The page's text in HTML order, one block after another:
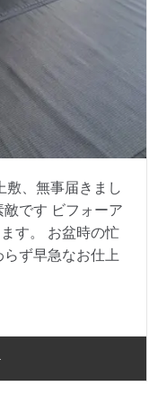
敷、無事届きまし
です ビフォーア
す。 お盆時の忙
ず早急なお仕上